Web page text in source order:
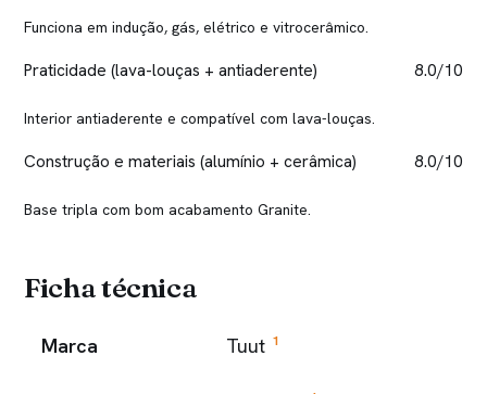
Funciona em indução, gás, elétrico e vitrocerâmico.
Praticidade (lava-louças + antiaderente) 8.0/10
Interior antiaderente e compatível com lava-louças.
Construção e materiais (alumínio + cerâmica) 8.0/10
Base tripla com bom acabamento Granite.
Ficha técnica
Marca Tuut 1